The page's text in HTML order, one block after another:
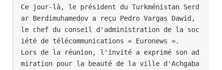
Ce jour-là, le président du Turkménistan Serd
ar Berdimuhamedov a reçu Pedro Vargas Dawid,
le chef du conseil d'administration de la soc
iété de télécommunications « Euronews ».
Lors de la réunion, l'invité a exprimé son ad
miration pour la beauté de la ville d'Achgaba